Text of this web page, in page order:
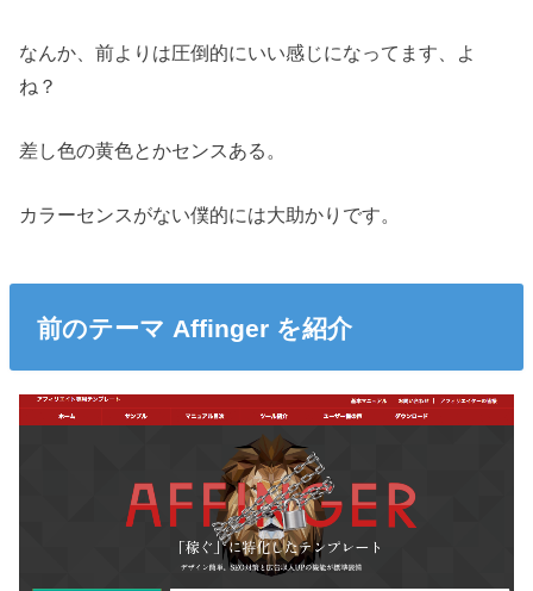
なんか、前よりは圧倒的にいい感じになってます、よ
ね？
差し色の黄色とかセンスある。
カラーセンスがない僕的には大助かりです。
前のテーマ Affinger を紹介